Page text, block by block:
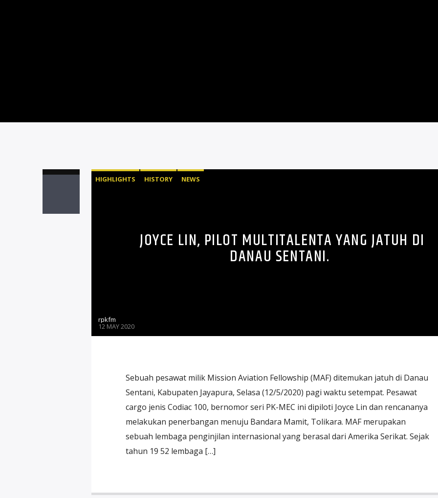
HIGHLIGHTS HISTORY NEWS
JOYCE LIN, PILOT MULTITALENTA YANG JATUH DI
DANAU SENTANI.
rpkfm
12 MAY 2020
Sebuah pesawat milik Mission Aviation Fellowship (MAF) ditemukan jatuh di Danau
Sentani, Kabupaten Jayapura, Selasa (12/5/2020) pagi waktu setempat. Pesawat
cargo jenis Codiac 100, bernomor seri PK-MEC ini dipiloti Joyce Lin dan rencananya
melakukan penerbangan menuju Bandara Mamit, Tolikara. MAF merupakan
sebuah lembaga penginjilan internasional yang berasal dari Amerika Serikat. Sejak
tahun 19 52 lembaga […]